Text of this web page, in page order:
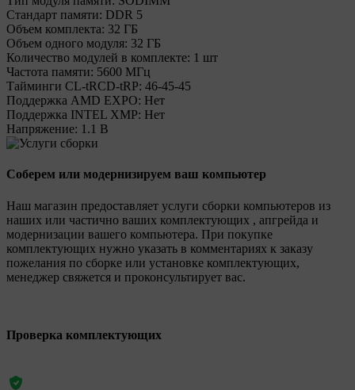
Стандарт памяти: DDR 5
Объем комплекта: 32 ГБ
Объем одного модуля: 32 ГБ
Количество модулей в комплекте: 1 шт
Частота памяти: 5600 МГц
Тайминги CL-tRCD-tRP: 46-45-45
Поддержка AMD EXPO: Нет
Поддержка INTEL XMP: Нет
Напряжение: 1.1 В
Соберем или модернизируем ваш компьютер
Наш магазин предоставляет услуги сборки компьютеров из
наших или частично ваших комплектующих , апгрейда и
модернизации вашего компьютера. При покупке
комплектующих нужно указать в комментариях к заказу
пожелания по сборке или установке комплектующих,
менеджер свяжется и проконсультирует вас.
Проверка комплектующих